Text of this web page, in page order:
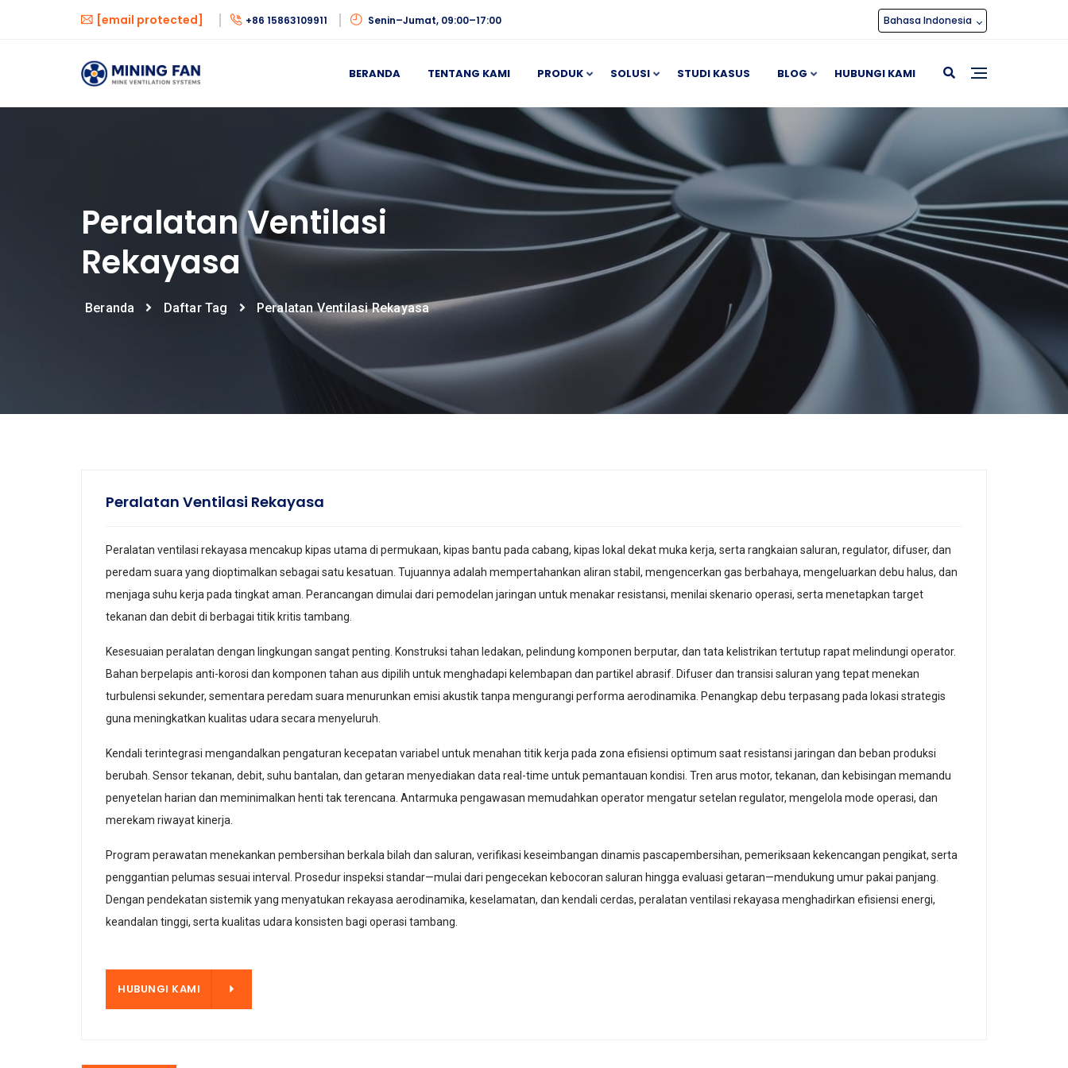
[email protected] +86 15863109911 Senin–Jumat, 09:00–17:00 Bahasa Indonesia
BERANDA TENTANG KAMI PRODUK SOLUSI STUDI KASUS BLOG HUBUNGI KAMI
Peralatan Ventilasi
Rekayasa
Beranda Daftar Tag Peralatan Ventilasi Rekayasa
Peralatan Ventilasi Rekayasa
Peralatan ventilasi rekayasa mencakup kipas utama di permukaan, kipas bantu pada cabang, kipas lokal dekat muka kerja, serta rangkaian saluran, regulator, difuser, dan
peredam suara yang dioptimalkan sebagai satu kesatuan. Tujuannya adalah mempertahankan aliran stabil, mengencerkan gas berbahaya, mengeluarkan debu halus, dan
menjaga suhu kerja pada tingkat aman. Perancangan dimulai dari pemodelan jaringan untuk menakar resistansi, menilai skenario operasi, serta menetapkan target
tekanan dan debit di berbagai titik kritis tambang.
Kesesuaian peralatan dengan lingkungan sangat penting. Konstruksi tahan ledakan, pelindung komponen berputar, dan tata kelistrikan tertutup rapat melindungi operator.
Bahan berpelapis anti-korosi dan komponen tahan aus dipilih untuk menghadapi kelembapan dan partikel abrasif. Difuser dan transisi saluran yang tepat menekan
turbulensi sekunder, sementara peredam suara menurunkan emisi akustik tanpa mengurangi performa aerodinamika. Penangkap debu terpasang pada lokasi strategis
guna meningkatkan kualitas udara secara menyeluruh.
Kendali terintegrasi mengandalkan pengaturan kecepatan variabel untuk menahan titik kerja pada zona efisiensi optimum saat resistansi jaringan dan beban produksi
berubah. Sensor tekanan, debit, suhu bantalan, dan getaran menyediakan data real-time untuk pemantauan kondisi. Tren arus motor, tekanan, dan kebisingan memandu
penyetelan harian dan meminimalkan henti tak terencana. Antarmuka pengawasan memudahkan operator mengatur setelan regulator, mengelola mode operasi, dan
merekam riwayat kinerja.
Program perawatan menekankan pembersihan berkala bilah dan saluran, verifikasi keseimbangan dinamis pascapembersihan, pemeriksaan kekencangan pengikat, serta
penggantian pelumas sesuai interval. Prosedur inspeksi standar—mulai dari pengecekan kebocoran saluran hingga evaluasi getaran—mendukung umur pakai panjang.
Dengan pendekatan sistemik yang menyatukan rekayasa aerodinamika, keselamatan, dan kendali cerdas, peralatan ventilasi rekayasa menghadirkan efisiensi energi,
keandalan tinggi, serta kualitas udara konsisten bagi operasi tambang.
HUBUNGI KAMI